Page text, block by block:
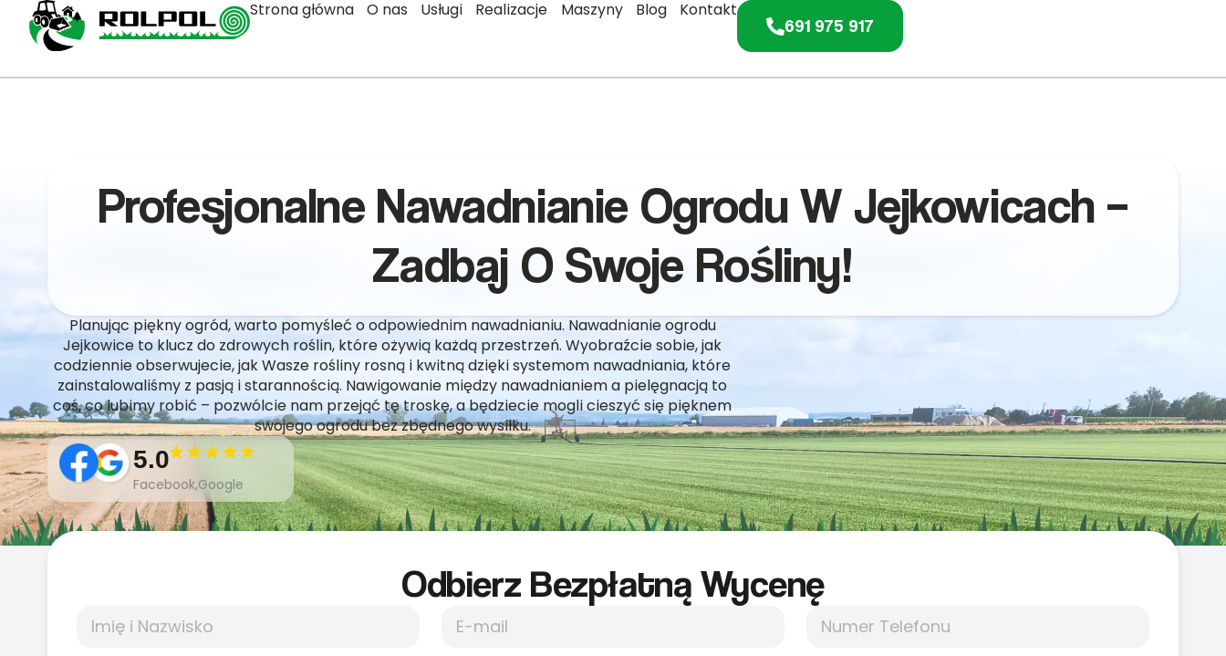
Strona główna O nas Usługi Realizacje Maszyny Blog Kontakt
691 975 917
Profesjonalne Nawadnianie Ogrodu W Jejkowicach –
Zadbaj O Swoje Rośliny!
Planując piękny ogród, warto pomyśleć o odpowiednim nawadnianiu. Nawadnianie ogrodu
Jejkowice to klucz do zdrowych roślin, które ożywią każdą przestrzeń. Wyobraźcie sobie, jak
codziennie obserwujecie, jak Wasze rośliny rosną i kwitną dzięki systemom nawadniania, które
zainstalowaliśmy z pasją i starannością. Nawigowanie między nawadnianiem a pielęgnacją to
coś, co lubimy robić – pozwólcie nam przejąć tę troskę, a będziecie mogli cieszyć się pięknem
swojego ogrodu bez zbędnego wysiłku.
5.0
Facebook,Google
Odbierz Bezpłatną Wycenę